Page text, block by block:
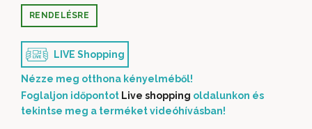
RENDELÉSRE
LIVE Shopping
Nézze meg otthona kényelméből!
Foglaljon időpontot Live shopping oldalunkon és
tekintse meg a terméket videóhívásban!